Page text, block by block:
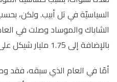
السياسيّة في تل أبيب. ولكن،
بالإضافة إلى 1.75 مليار شيكل على حساب السنة القادمة.